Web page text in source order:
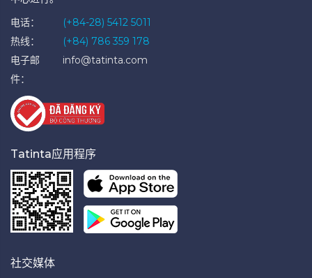
电话：
(+84-28) 5412 5011
热线：
(+84) 786 359 178
电子邮
件：
info@tatinta.com
Tatinta应用程序
社交媒体